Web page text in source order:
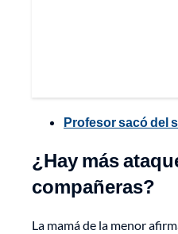
Profesor sacó del
¿Hay más
compañeras?
La mamá de la menor